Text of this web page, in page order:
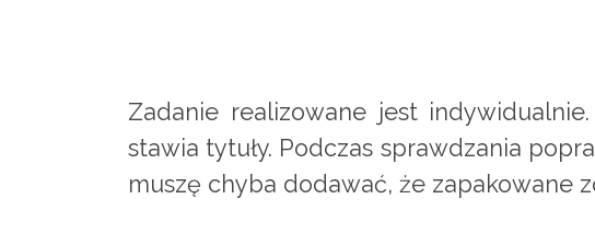
Zadanie realizowane jest
stawia tytuły. Podczas sprawdzania
muszę chyba dodawać, że zapakowane